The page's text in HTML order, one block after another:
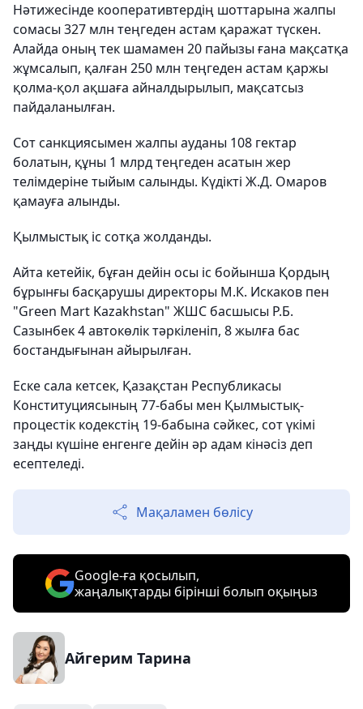
Нәтижесінде кооперативтердің шоттарына жалпы
сомасы 327 млн теңгеден астам қаражат түскен.
Алайда оның тек шамамен 20 пайызы ғана мақсатқа
жұмсалып, қалған 250 млн теңгеден астам қаржы
қолма-қол ақшаға айналдырылып, мақсатсыз
пайдаланылған.
Сот санкциясымен жалпы ауданы 108 гектар
болатын, құны 1 млрд теңгеден асатын жер
телімдеріне тыйым салынды. Күдікті Ж.Д. Омаров
қамауға алынды.
Қылмыстық іс сотқа жолданды.
Айта кетейік, бұған дейін осы іс бойынша Қордың
бұрынғы басқарушы директоры М.К. Искаков пен
"Green Mart Kazakhstan" ЖШС басшысы Р.Б.
Сазынбек 4 автокөлік тәркіленіп, 8 жылға бас
бостандығынан айырылған.
Еске сала кетсек, Қазақстан Республикасы
Конституциясының 77-бабы мен Қылмыстық-
процестік кодекстің 19-бабына сәйкес, сот үкімі
заңды күшіне енгенге дейін әр адам кінәсіз деп
есептеледі.
Мақаламен бөлісу
Google-ға қосылып,
жаңалықтарды бірінші болып оқыңыз
Айгерим Тарина